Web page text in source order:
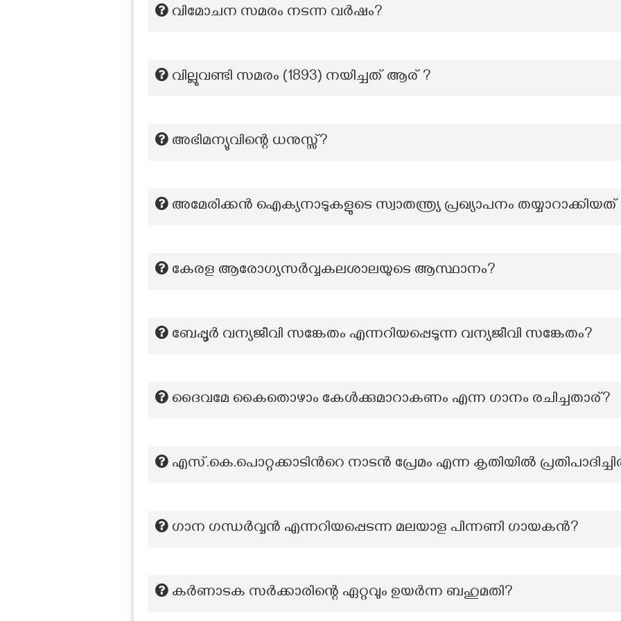
വിമോചന സമരം നടന്ന വര്‍ഷം?
വില്ലുവണ്ടി സമരം (1893) നയിച്ചത് ആര് ?
അഭിമന്യുവിന്റെ ധനുസ്സ്?
അമേരിക്കൻ ഐക്യനാടുകളുടെ സ്വാതന്ത്ര്യ പ്രഖ്യാപനം തയ്യാറാക്കിയത്
കേരള ആരോഗ്യസര്‍വ്വകലശാലയുടെ ആസ്ഥാനം?
ബേപ്പൂര്‍ വന്യജീവി സങ്കേതം എന്നറിയപ്പെടുന്ന വന്യജീവി സങ്കേതം?
ദൈവമേ കൈതൊഴാം കേൾക്കുമാറാകണം എന്ന ഗാനം രചിച്ചതാര്?
എസ്.കെ.പൊറ്റക്കാടിന്‍റെ നാടൻ പ്രേമം എന്ന കൃതിയിൽ
ഗാന ഗന്ധർവ്വൻ എന്നറിയപ്പെടന്ന മലയാള പിന്നണി ഗായകൻ?
കർണാടക സർക്കാരിന്റെ ഏറ്റവും ഉയർന്ന ബഹുമതി?